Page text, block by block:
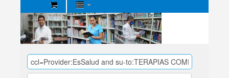
Biblioteca
Central
EsSalud